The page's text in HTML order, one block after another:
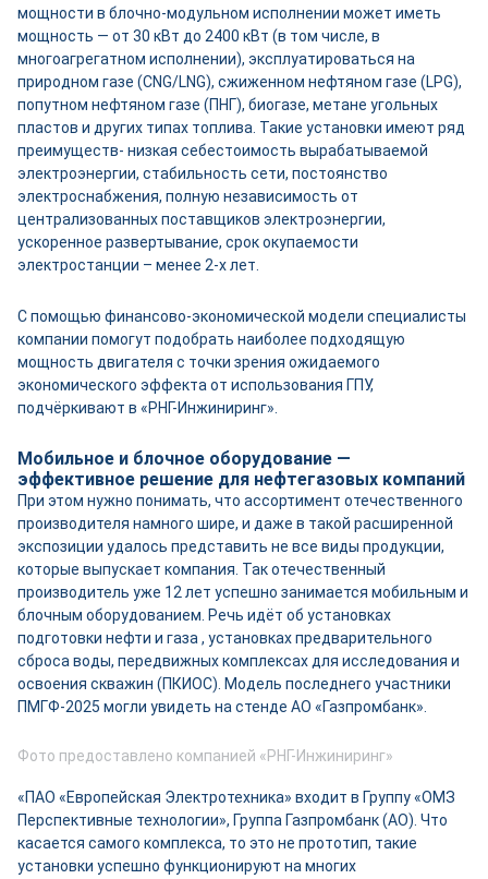
мощности в блочно-модульном исполнении может иметь
мощность — от 30 кВт до 2400 кВт (в том числе, в
многоагрегатном исполнении), эксплуатироваться на
природном газе (CNG/LNG), сжиженном нефтяном газе (LPG),
попутном нефтяном газе (ПНГ), биогазе, метане угольных
пластов и других типах топлива. Такие установки имеют ряд
преимуществ- низкая себестоимость вырабатываемой
электроэнергии, стабильность сети, постоянство
электроснабжения, полную независимость от
централизованных поставщиков электроэнергии,
ускоренное развертывание, срок окупаемости
электростанции – менее 2-х лет.
С помощью финансово-экономической модели специалисты
компании помогут подобрать наиболее подходящую
мощность двигателя с точки зрения ожидаемого
экономического эффекта от использования ГПУ,
подчёркивают в «РНГ-Инжиниринг».
Мобильное и блочное оборудование —
эффективное решение для нефтегазовых компаний
При этом нужно понимать, что ассортимент отечественного
производителя намного шире, и даже в такой расширенной
экспозиции удалось представить не все виды продукции,
которые выпускает компания. Так отечественный
производитель уже 12 лет успешно занимается мобильным и
блочным оборудованием. Речь идёт об установках
подготовки нефти и газа , установках предварительного
сброса воды, передвижных комплексах для исследования и
освоения скважин (ПКИОС). Модель последнего участники
ПМГФ-2025 могли увидеть на стенде АО «Газпромбанк».
Фото предоставлено компанией «РНГ-Инжиниринг»
«ПАО «Европейская Электротехника» входит в Группу «ОМЗ
Перспективные технологии», Группа Газпромбанк (АО). Что
касается самого комплекса, то это не прототип, такие
установки успешно функционируют на многих